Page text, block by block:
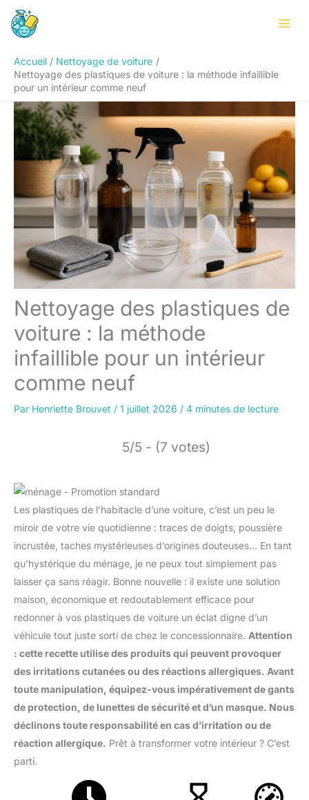
Aller
Accueil
Nettoyage de voiture
Nettoyage des plastiques de voiture : la méthode infaillible
pour un intérieur comme neuf
Nettoyage des plastiques de
voiture : la méthode
infaillible pour un intérieur
comme neuf
Par Henriette Brouvet / 1 juillet 2026 / 4 minutes de lecture
5/5 - (7 votes)
Les plastiques de l’habitacle d’une voiture, c’est un peu le
miroir de votre vie quotidienne : traces de doigts, poussière
incrustée, taches mystérieuses d’origines douteuses… En tant
qu’hystérique du ménage, je ne peux tout simplement pas
laisser ça sans réagir. Bonne nouvelle : il existe une solution
maison, économique et redoutablement efficace pour
redonner à vos plastiques de voiture un éclat digne d’un
véhicule tout juste sorti de chez le concessionnaire. Attention
: cette recette utilise des produits qui peuvent provoquer
des irritations cutanées ou des réactions allergiques. Avant
toute manipulation, équipez-vous impérativement de gants
de protection, de lunettes de sécurité et d’un masque. Nous
déclinons toute responsabilité en cas d’irritation ou de
réaction allergique. Prêt à transformer votre intérieur ? C’est
parti.
Rechercher